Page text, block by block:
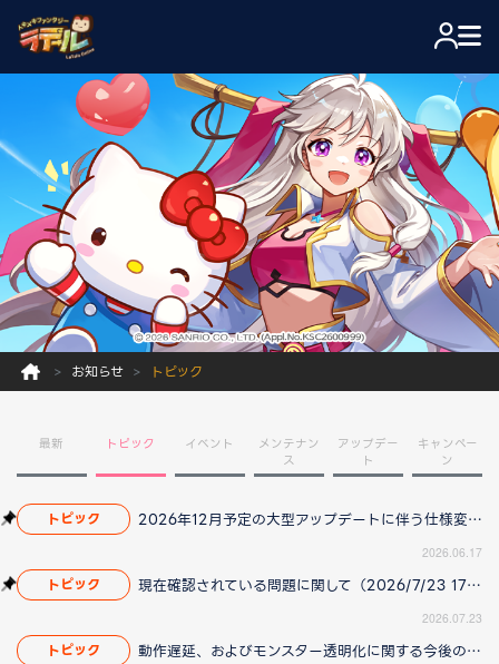
お知らせ トピック
最新 トピック イベント
メンテナン
ス
アップデー
ト
キャンペー
ン
トピック 2026年12月予定の大型アップデートに伴う仕様変更のお知らせ
2026.06.17
トピック 現在確認されている問題に関して（2026/7/23 17:00更新）
2026.07.23
トピック 動作遅延、およびモンスター透明化に関する今後の対応について（2024/07/25 15:00更新）